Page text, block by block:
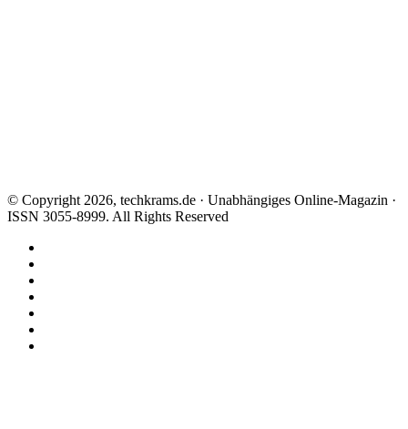
© Copyright 2026, techkrams.de · Unabhängiges Online-Magazin ·
ISSN 3055-8999. All Rights Reserved